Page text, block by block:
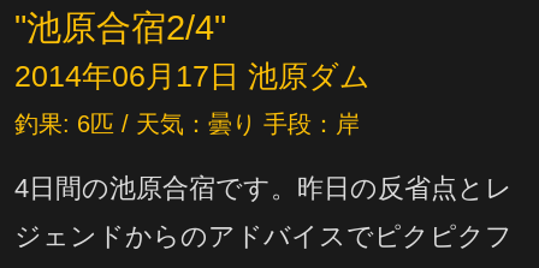
"池原合宿2/4"
2014年06月17日 池原ダム
釣果: 6匹 / 天気：曇り 手段：岸
4日間の池原合宿です。昨日の反省点とレ
ジェンドからのアドバイスでピクピクフ